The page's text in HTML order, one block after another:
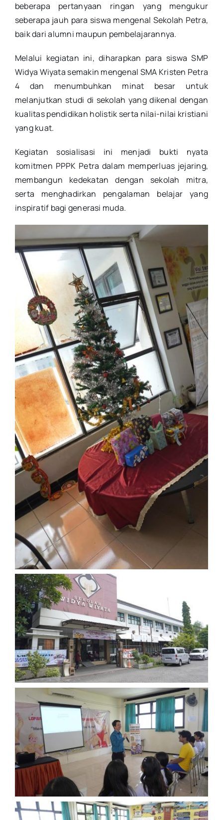
beberapa pertanyaan ringan yang mengukur
seberapa jauh para siswa mengenal Sekolah Petra,
baik dari alumni maupun pembelajarannya.
Melalui kegiatan ini, diharapkan para siswa SMP
Widya Wiyata semakin mengenal SMA Kristen Petra
4 dan menumbuhkan minat besar untuk
melanjutkan studi di sekolah yang dikenal dengan
kualitas pendidikan holistik serta nilai-nilai kristiani
yang kuat.
Kegiatan sosialisasi ini menjadi bukti nyata
komitmen PPPK Petra dalam memperluas jejaring,
membangun kedekatan dengan sekolah mitra,
serta menghadirkan pengalaman belajar yang
inspiratif bagi generasi muda.